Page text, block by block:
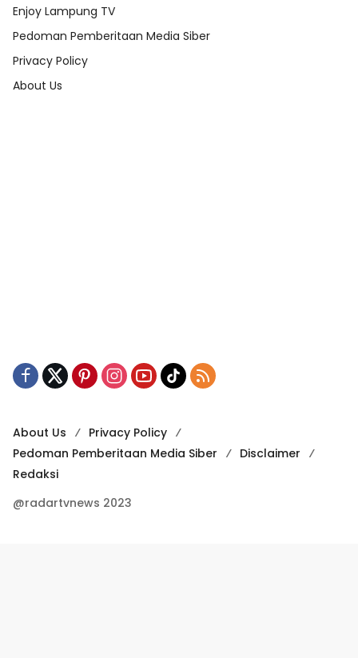
Enjoy Lampung TV
Pedoman Pemberitaan Media Siber
Privacy Policy
About Us
About Us
Privacy Policy
Pedoman Pemberitaan Media Siber
Disclaimer
Redaksi
@radartvnews 2023